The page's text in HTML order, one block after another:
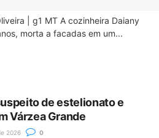
| g1 MT A cozinheira Daiany
morta a facadas em um...
de estelionato e
Várzea Grande
2026 0